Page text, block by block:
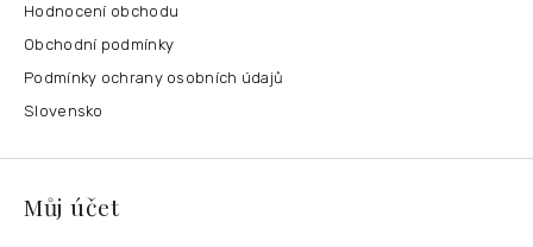
Hodnocení obchodu
Obchodní podmínky
Podmínky ochrany osobních údajů
Slovensko
Můj účet